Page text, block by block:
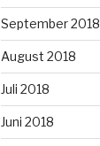
September 2018
August 2018
Juli 2018
Juni 2018